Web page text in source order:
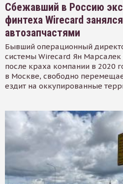
Сбежавший в Россию
финтеха Wirecard
автозапчастями
Бывший операционный
системы Wirecard Ян
после краха компании в 2020
в Москве, свободно
ездит на оккупированные